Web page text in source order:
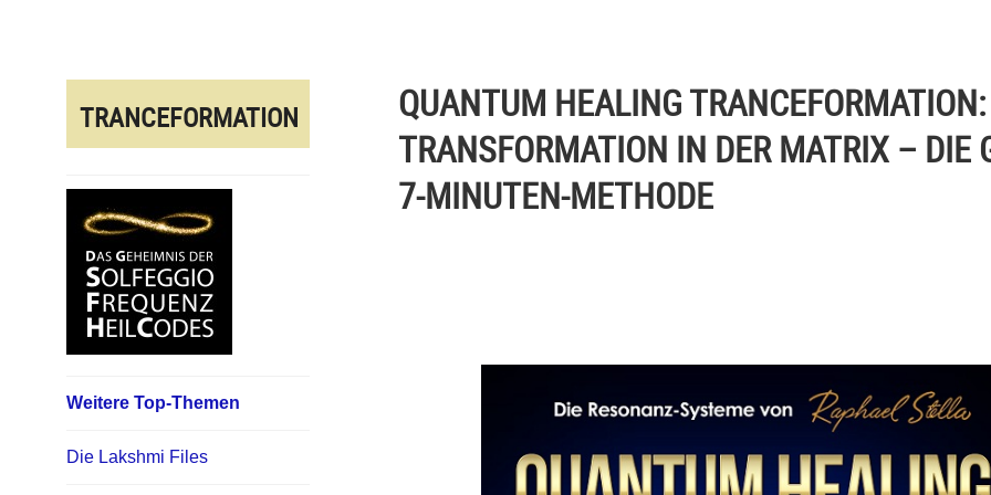
TRANCEFORMATION
Weitere Top-Themen
Die Lakshmi Files
QUANTUM HEALING TRANCEFORMATION:
TRANSFORMATION IN DER MATRIX – DIE
7-MINUTEN-METHODE